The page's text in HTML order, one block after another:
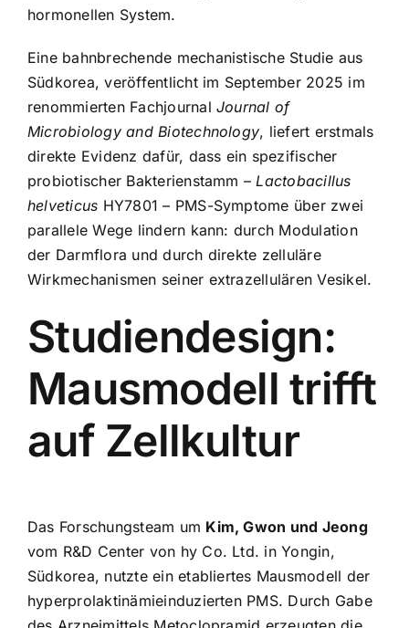
hormonellen System.
Eine bahnbrechende mechanistische Studie aus
Südkorea, veröffentlicht im September 2025 im
renommierten FachjournalJournal of
Microbiology and Biotechnology, liefert erstmals
direkte Evidenz dafür, dass ein spezifischer
probiotischer Bakterienstamm – Lactobacillus
helveticus HY7801 – PMS-Symptome über zwei
parallele Wege lindern kann: durch Modulation
der Darmflora und durch direkte zelluläre
Wirkmechanismen seiner extrazellulären Vesikel.
Studiendesign:
Mausmodell trifft
auf Zellkultur
Das Forschungsteam um Kim, Gwon und Jeong
vom R&D Center von hy Co. Ltd. in Yongin,
Südkorea, nutzte ein etabliertes Mausmodell der
hyperprolaktinämieinduzierten PMS. Durch Gabe